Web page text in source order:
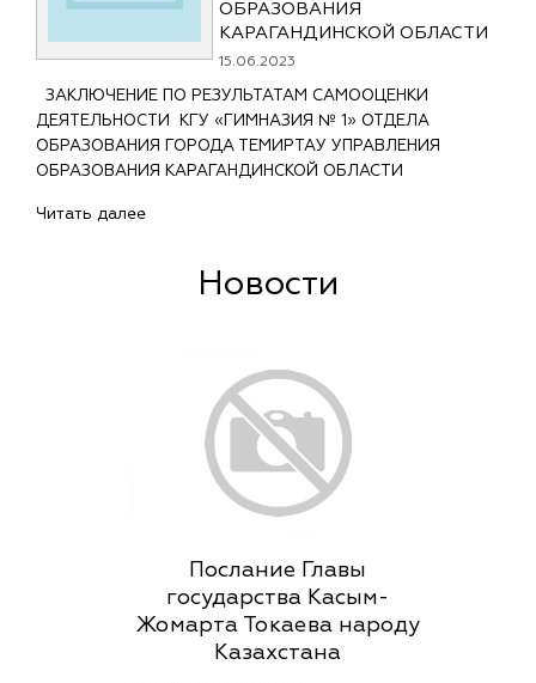
ОБРАЗОВАНИЯ
КАРАГАНДИНСКОЙ ОБЛАСТИ
15.06.2023
ЗАКЛЮЧЕНИЕ ПО РЕЗУЛЬТАТАМ САМООЦЕНКИ
ДЕЯТЕЛЬНОСТИ КГУ «ГИМНАЗИЯ № 1» ОТДЕЛА
ОБРАЗОВАНИЯ ГОРОДА ТЕМИРТАУ УПРАВЛЕНИЯ
ОБРАЗОВАНИЯ КАРАГАНДИНСКОЙ ОБЛАСТИ
Читать далее
Новости
Послание Главы
государства Касым-
Жомарта Токаева народу
Казахстана